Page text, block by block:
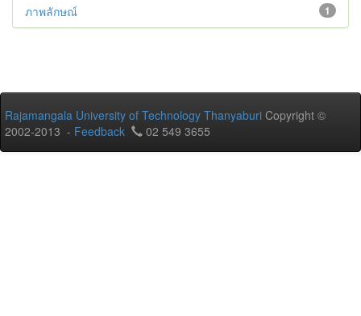
1
ภาพลักษณ์
Rajamangala University of Technology Thanyaburi Copyright ©
2002-2013 - Feedback 02 549 3655